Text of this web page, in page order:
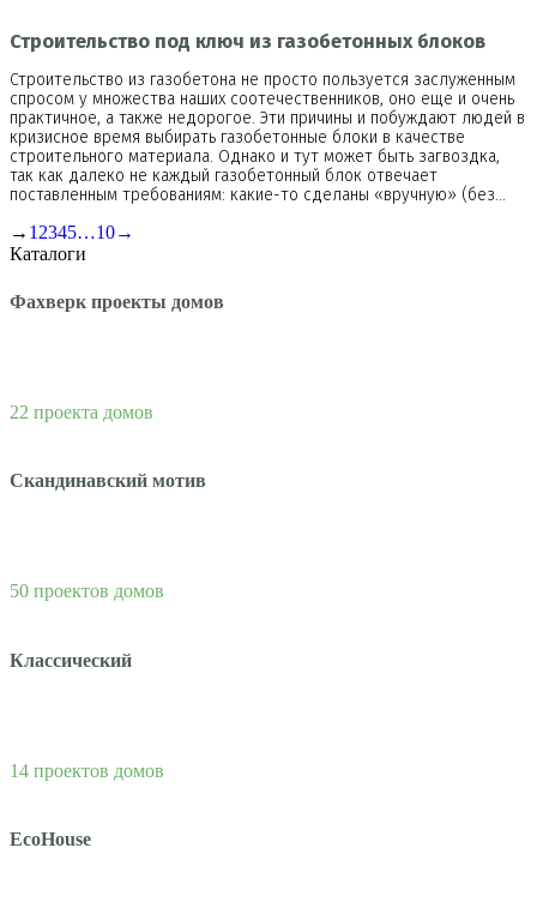
Строительство под ключ из газобетонных блоков
Строительство из газобетона не просто пользуется заслуженным
спросом у множества наших соотечественников, оно еще и очень
практичное, а также недорогое. Эти причины и побуждают людей в
кризисное время выбирать газобетонные блоки в качестве
строительного материала. Однако и тут может быть загвоздка,
так как далеко не каждый газобетонный блок отвечает
поставленным требованиям: какие-то сделаны «вручную» (без…
→ 1 2345…10→
Каталоги
Фахверк проекты домов
22 проекта домов
Скандинавский мотив
50 проектов домов
Классический
14 проектов домов
EcoHouse